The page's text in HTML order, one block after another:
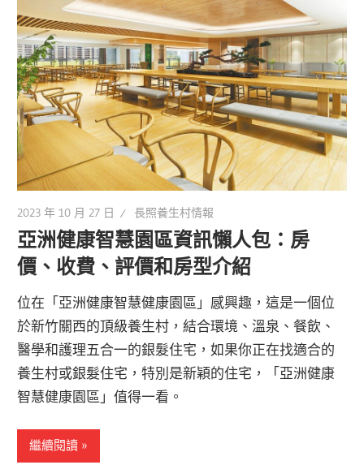
2023 年 10 月 27 日 長照養生村情報
亞洲健康智慧園區資訊懶人包：房
價、收費、評價和房型介紹
位在「亞洲健康智慧健康園區」感興趣，這是一個位
於新竹關西的頂級養生村，結合環境、溫泉、餐飲、
醫學和護理五合一的銀髮住宅，如果你正在找適合的
養生村或銀髮住宅，特別是新穎的住宅，「亞洲健康
智慧健康園區」值得一看。
繼續閱讀